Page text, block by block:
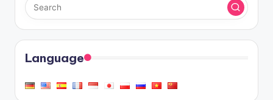
Language